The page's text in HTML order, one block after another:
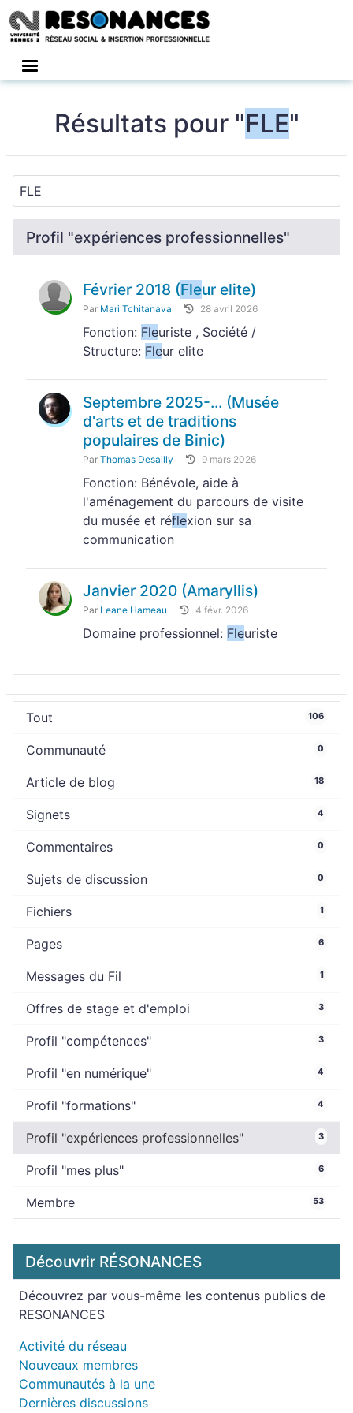
Résultats pour "FLE"
Profil "expériences professionnelles"
Février 2018 (Fleur elite)
Par Mari Tchitanava 28 avril 2026
Fonction: Fleuriste , Société /
Structure: Fleur elite
Septembre 2025-... (Musée
d'arts et de traditions
populaires de Binic)
Par Thomas Desailly 9 mars 2026
Fonction: Bénévole, aide à
l'aménagement du parcours de visite
du musée et réflexion sur sa
communication
Janvier 2020 (Amaryllis)
Par Leane Hameau 4 févr. 2026
Domaine professionnel: Fleuriste
Tout 106
Communauté 0
Article de blog 18
Signets 4
Commentaires 0
Sujets de discussion 0
Fichiers 1
Pages 6
Messages du Fil 1
Offres de stage et d'emploi 3
Profil "compétences" 3
Profil "en numérique" 4
Profil "formations" 4
Profil "expériences professionnelles" 3
Profil "mes plus" 6
Membre 53
Découvrir RÉSONANCES
Découvrez par vous-même les contenus publics de
RESONANCES
Activité du réseau
Nouveaux membres
Communautés à la une
Dernières discussions